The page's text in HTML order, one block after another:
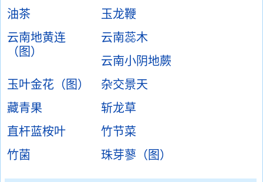
油茶
玉龙鞭
云南地黄连
（图）
云南蕊木
云南小阴地蕨
玉叶金花（图）
杂交景天
藏青果
斩龙草
直杆蓝桉叶
竹节菜
竹菌
珠芽蓼（图）